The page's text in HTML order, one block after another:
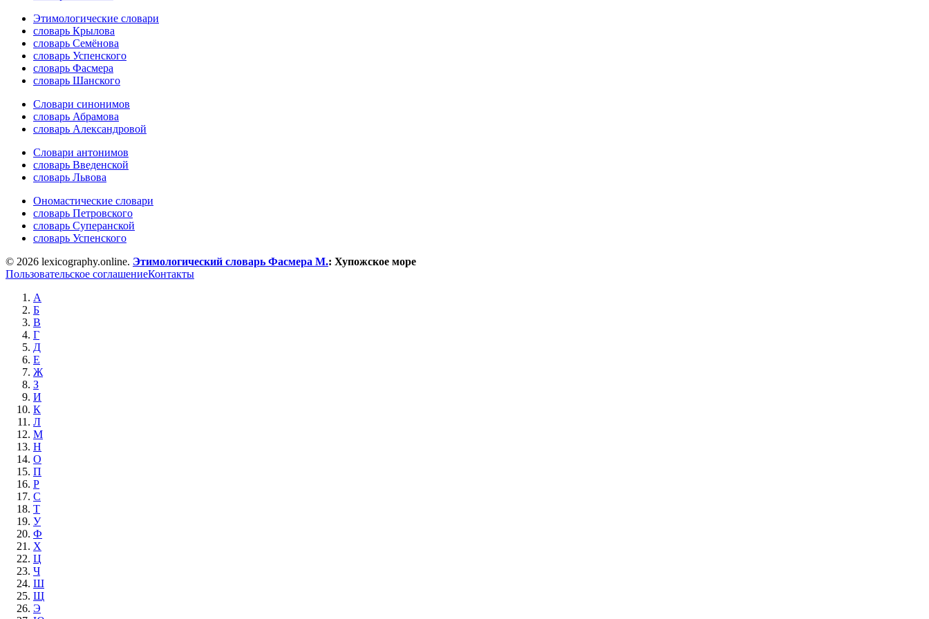
Этимологические словари
словарь Крылова
словарь Семёнова
словарь Успенского
словарь Фасмера
словарь Шанского
Словари синонимов
словарь Абрамова
словарь Александровой
Словари антонимов
словарь Введенской
словарь Львова
Ономастические словари
словарь Петровского
словарь Суперанской
словарь Успенского
© 2026 lexicography.online. Этимологический словарь Фасмера М.: Хупожское море
Пользовательское соглашениеКонтакты
А
Б
В
Г
Д
Е
Ж
З
И
К
Л
М
Н
О
П
Р
С
Т
У
Ф
Х
Ц
Ч
Ш
Щ
Э